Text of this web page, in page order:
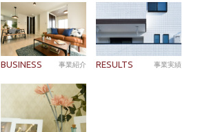
BUSINESS 事業紹介 RESULTS 事業実績